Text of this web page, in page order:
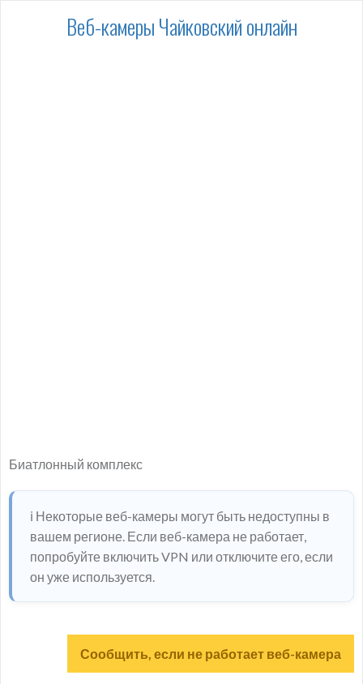
Веб-камеры Чайковский онлайн
Биатлонный комплекс
ℹ️ Некоторые веб-камеры могут быть недоступны в
вашем регионе. Если веб-камера не работает,
попробуйте включить VPN или отключите его, если
он уже используется.
Сообщить, если не работает веб-камера